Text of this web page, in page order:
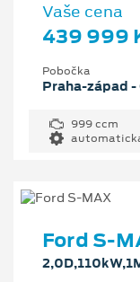
Vaše cena
439 999
Pobočka
Praha-západ -
999 ccm
Ford S-